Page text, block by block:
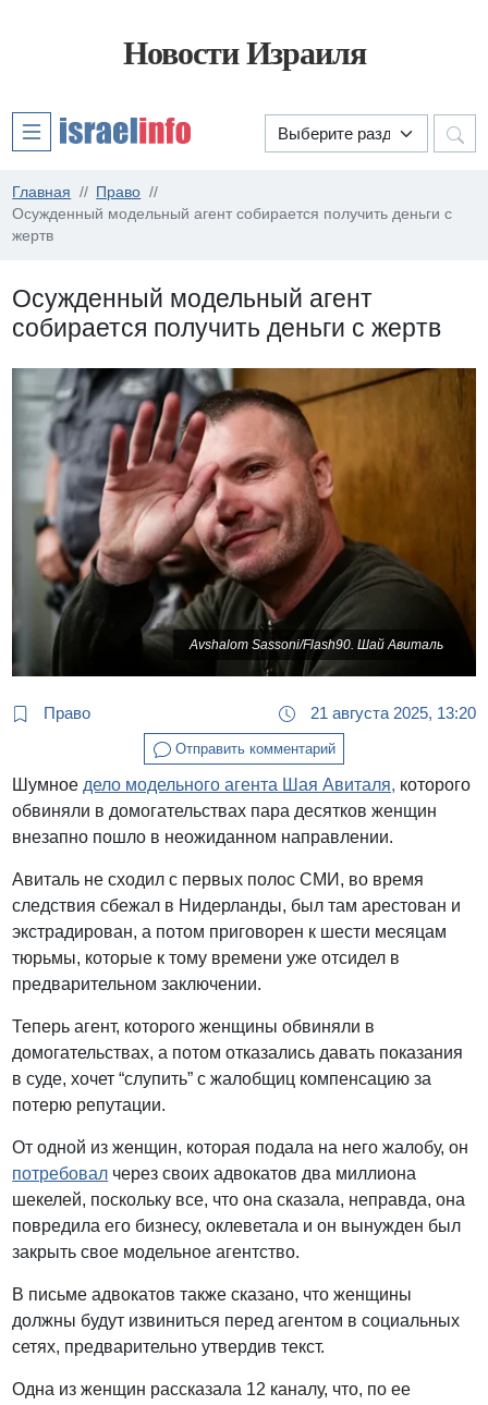
Новости Израиля
Главная
Право
Осужденный модельный агент собирается получить деньги с
жертв
Осужденный модельный агент
собирается получить деньги с жертв
Avshalom Sassoni/Flash90. Шай Авиталь
Право 21 августа 2025, 13:20
Отправить комментарий
Шумное дело модельного агента Шая Авиталя, которого
обвиняли в домогательствах пара десятков женщин
внезапно пошло в неожиданном направлении.
Авиталь не сходил с первых полос СМИ, во время
следствия сбежал в Нидерланды, был там арестован и
экстрадирован, а потом приговорен к шести месяцам
тюрьмы, которые к тому времени уже отсидел в
предварительном заключении.
Теперь агент, которого женщины обвиняли в
домогательствах, а потом отказались давать показания
в суде, хочет “слупить” с жалобщиц компенсацию за
потерю репутации.
От одной из женщин, которая подала на него жалобу, он
потребовал через своих адвокатов два миллиона
шекелей, поскольку все, что она сказала, неправда, она
повредила его бизнесу, оклеветала и он вынужден был
закрыть свое модельное агентство.
В письме адвокатов также сказано, что женщины
должны будут извиниться перед агентом в социальных
сетях, предварительно утвердив текст.
Одна из женщин рассказала 12 каналу, что, по ее